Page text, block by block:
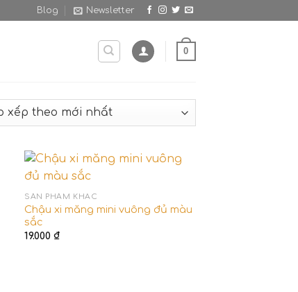
Blog Newsletter
0
SẢN PHẨM KHÁC
Chậu xi măng mini vuông đủ màu
sắc
19.000₫